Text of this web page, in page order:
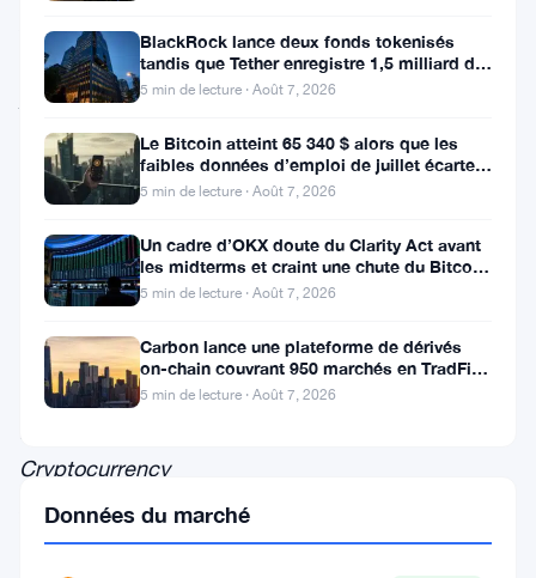
directeur
juridique
Ripple
président
toute
nouvelle
Cryptocurrency
Association
(NCA),
BlackRock lance deux fonds tokenisés
tandis que Tether enregistre 1,5 milliard de
bénéfices au T2
5 min de lecture · Août 7, 2026
Le Bitcoin atteint 65 340 $ alors que les
faibles données d’emploi de juillet écartent
une hausse des taux en
5 min de lecture · Août 7, 2026
Un cadre d’OKX doute du Clarity Act avant
les midterms et craint une chute du Bitcoin
à 55 000 $
5 min de lecture · Août 7, 2026
Carbon lance une plateforme de dérivés
on-chain couvrant 950 marchés en TradFi et
crypto
5 min de lecture · Août 7, 2026
Données du marché